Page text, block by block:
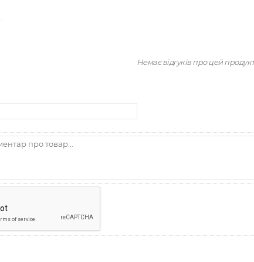
Немає відгуків про цей продукт